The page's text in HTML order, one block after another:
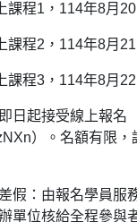
課程1，114年8月20
課程2，114年8月21
課程3，114年8月22
日起接受線上報名
）。名額有限，
假：由報名學員服
單位核給全程參與